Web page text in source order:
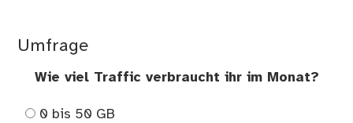
Umfrage
Wie viel Traffic verbraucht ihr im Monat?
0 bis 50 GB